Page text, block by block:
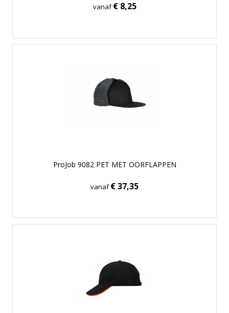
vanaf€ 8,25
ProJob 9082 PET MET OORFLAPPEN
vanaf€ 37,35